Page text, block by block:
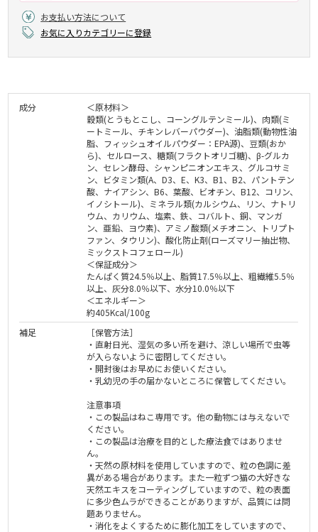
お支払い方法について
お気に入りカテゴリーに登録
成分
＜原材料＞
穀類(とうもとこし、コーングルテンミール)、肉類(ミ
ートミール、チキンレバーパウダー)、油脂類(動物性油
脂、フィッシュオイルパウダー：EPA源)、豆類(おか
ら)、セルロース、糖類(フラクトオリゴ糖)、β-グルカ
ン、セレン酵母、シャンピニオンエキス、グルコサミ
ン、ビタミン類(A、D3、E、K3、B1、B2、パントテン
酸、ナイアシン、B6、葉酸、ビオチン、B12、コリン、
イノシトール)、ミネラル類(カルシウム、リン、ナトリ
ウム、カリウム、塩素、鉄、コバルト、銅、マンガ
ン、亜鉛、ヨウ素)、アミノ酸類(メチオニン、トリプト
ファン、タウリン)、酸化防止剤(ローズマリー抽出物、
ミックストコフェロール)
＜保証成分＞
たんぱく質24.5％以上、脂質17.5％以上、粗繊維5.5％
以上、灰分8.0％以下、水分10.0％以下
＜エネルギー＞
約405Kcal/100g
補足
［保管方法］
・直射日光、湿気の多い所を避け、涼しい場所で虫等
が入らないように密閉してください。
・開封後はお早めにお使いください。
・乳幼児の手の届かないところに保管してください。
注意事項
・この製品はねこ専用です。他の動物には与えないで
ください。
・この製品は治療を目的とした療法食ではありませ
ん。
・天然の原材料を使用していますので、粒の色調に差
異がある場合があります。また一粒ずつ猫の大好きな
天然エキスをコーティングしていますので、粒の表面
に多少色ムラができることがありますが、品質には問
題ありません。
・消化をよくするために膨化加工をしていますので、